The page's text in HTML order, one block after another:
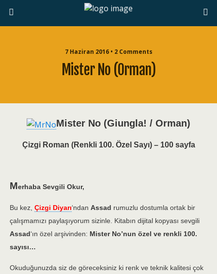
7 Haziran 2016 • 2 Comments
Mister No (Orman)
Mister No (Giungla! / Orman)
Çizgi Roman (Renkli 100. Özel Sayı) – 100 sayfa
Merhaba Sevgili Okur,
Bu kez, Çizgi Diyarı‘ndan Assad rumuzlu dostumla ortak bir
çalışmamızı paylaşıyorum sizinle. Kitabın dijital kopyası sevgili
Assad‘ın özel arşivinden: Mister No’nun özel ve renkli 100.
sayısı…
Okuduğunuzda siz de göreceksiniz ki renk ve teknik kalitesi çok